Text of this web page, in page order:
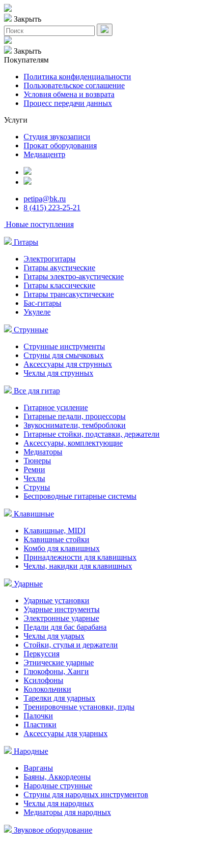
Закрыть
Закрыть
Покупателям
Политика конфиденциальности
Пользовательское соглашение
Условия обмена и возврата
Процесс передачи данных
Услуги
Студия звукозаписи
Прокат оборудования
Медиацентр
petipa@bk.ru
8 (415) 223-25-21
Новые поступления
Гитары
Электрогитары
Гитары акустические
Гитары электро-акустические
Гитары классические
Гитары трансакустические
Бас-гитары
Укулеле
Струнные
Струнные инструменты
Струны для смычковых
Аксессуары для струнных
Чехлы для струнных
Все для гитар
Гитарное усиление
Гитарные педали, процессоры
Звукосниматели, темброблоки
Гитарные стойки, подставки, держатели
Аксессуары, комплектующие
Медиаторы
Тюнеры
Ремни
Чехлы
Струны
Беспроводные гитарные системы
Клавишные
Клавишные, MIDI
Клавишные стойки
Комбо для клавишных
Принадлежности для клавишных
Чехлы, накидки для клавишных
Ударные
Ударные установки
Ударные инструменты
Электронные ударные
Педали для бас барабана
Чехлы для ударых
Стойки, стулья и держатели
Перкуссия
Этнические ударные
Глюкофоны, Ханги
Ксилофоны
Колокольчики
Тарелки для ударных
Тренировочные установки, пэды
Палочки
Пластики
Аксессуары для ударных
Народные
Варганы
Баяны, Аккордеоны
Народные струнные
Струны для народных инструментов
Чехлы для народных
Медиаторы для народных
Звуковое оборудование